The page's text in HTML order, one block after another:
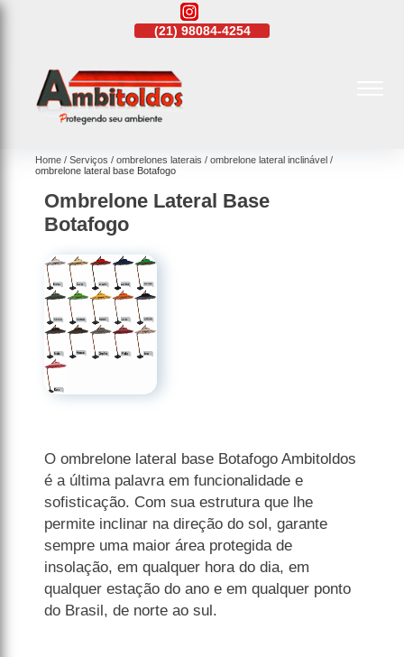
(21) 98084-4254
Home Serviços ombrelones laterais
ombrelone lateral inclinável
ombrelone lateral base Botafogo
Ombrelone Lateral Base
Botafogo
O ombrelone lateral base Botafogo Ambitoldos
é a última palavra em funcionalidade e
sofisticação. Com sua estrutura que lhe
permite inclinar na direção do sol, garante
sempre uma maior área protegida de
insolação, em qualquer hora do dia, em
qualquer estação do ano e em qualquer ponto
do Brasil, de norte ao sul.